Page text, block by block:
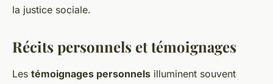
la justice sociale.
Récits personnels et témoignages
Les témoignages personnels illuminent souvent